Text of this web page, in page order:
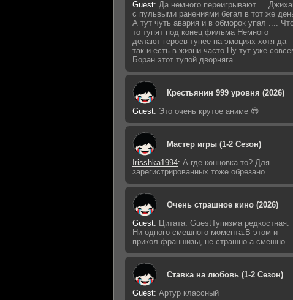
Guest: Да немного переигрывают
с пульвыми ранениями бегал в тот же
А тут чуть авария и в обморок упал ....
то тупят под конец фильма Немного
делают героев тупее на эмоциях хотя да
так и есть в жизни часто.Ну тут уже
Боран этот тупой дворняга
Крестьянин 999 уровня (2026)
Guest: Это очень крутое аниме 😎
Мастер игры (1-2 Сезон)
Irisshka1994: А где концовка то? Для
зарегистрированных тоже обрезано
Очень страшное кино (2026)
Guest: Цитата: GuestТупизма редкостная.
Ни одного смешного момента.В этом и
прикол франшизы, не страшно а смешно
Ставка на любовь (1-2 Сезон)
Guest: Артур классный